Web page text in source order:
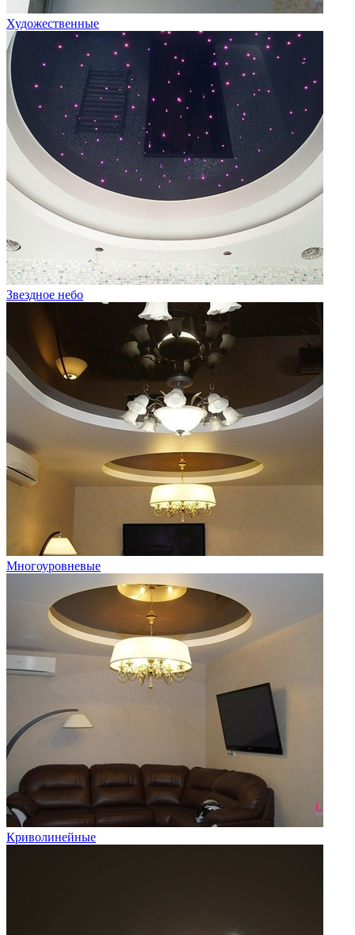
Художественные
Звездное небо
Многоуровневые
Криволинейные